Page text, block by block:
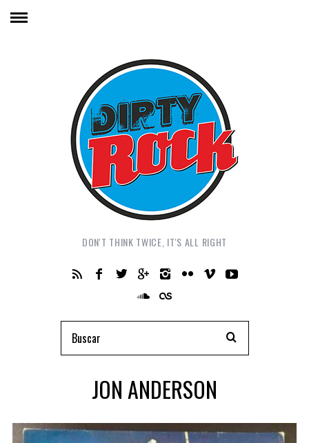
DON'T THINK TWICE, IT'S ALL RIGHT
JON ANDERSON